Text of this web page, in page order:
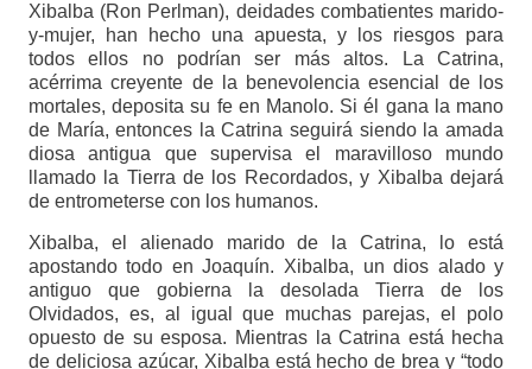
Xibalba (Ron Perlman), deidades combatientes marido-
y-mujer, han hecho una apuesta, y los riesgos para
todos ellos no podrían ser más altos. La Catrina,
acérrima creyente de la benevolencia esencial de los
mortales, deposita su fe en Manolo. Si él gana la mano
de María, entonces la Catrina seguirá siendo la amada
diosa antigua que supervisa el maravilloso mundo
llamado la Tierra de los Recordados, y Xibalba dejará
de entrometerse con los humanos.
Xibalba, el alienado marido de la Catrina, lo está
apostando todo en Joaquín. Xibalba, un dios alado y
antiguo que gobierna la desolada Tierra de los
Olvidados, es, al igual que muchas parejas, el polo
opuesto de su esposa. Mientras la Catrina está hecha
de deliciosa azúcar, Xibalba está hecho de brea y “todo